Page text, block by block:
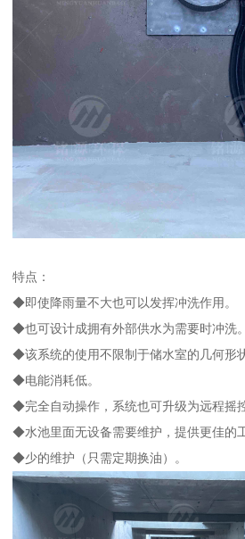
特点：
◆即使降雨量不大也可以发挥冲洗作用。
◆也可设计成拥有外部供水为需要时冲洗。
◆该系统的使用不限制于储水室的几何形状
◆电能消耗低。
◆完全自动操作，系统也可升级为远程摇控
◆水池里面无设备需要维护，提供更佳的
◆少的维护（只需定期换油）。